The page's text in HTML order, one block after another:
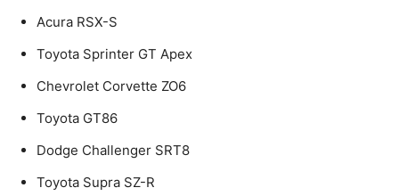
Acura RSX-S
Toyota Sprinter GT Apex
Chevrolet Corvette ZO6
Toyota GT86
Dodge Challenger SRT8
Toyota Supra SZ-R